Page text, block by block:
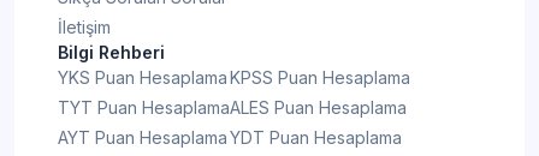
İletişim
Bilgi Rehberi
YKS Puan Hesaplama
TYT Puan Hesaplama
AYT Puan Hesaplama
KPSS Puan Hesaplama
ALES Puan Hesaplama
YDT Puan Hesaplama